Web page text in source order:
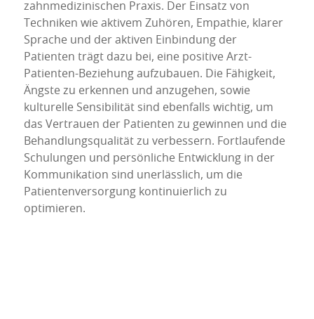
zahnmedizinischen Praxis. Der Einsatz von
Techniken wie aktivem Zuhören, Empathie, klarer
Sprache und der aktiven Einbindung der
Patienten trägt dazu bei, eine positive Arzt-
Patienten-Beziehung aufzubauen. Die Fähigkeit,
Ängste zu erkennen und anzugehen, sowie
kulturelle Sensibilität sind ebenfalls wichtig, um
das Vertrauen der Patienten zu gewinnen und die
Behandlungsqualität zu verbessern. Fortlaufende
Schulungen und persönliche Entwicklung in der
Kommunikation sind unerlässlich, um die
Patientenversorgung kontinuierlich zu
optimieren.